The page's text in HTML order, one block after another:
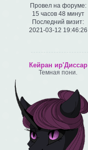
Провел на форуме:
15 часов 48 минут
Последний визит:
2021-03-12 19:46:26
Кейран ир'Диссар
Темная пони.